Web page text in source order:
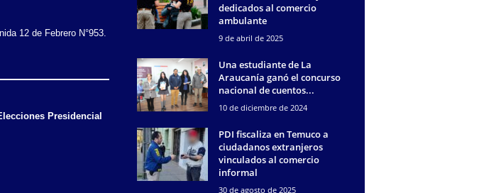
12 de Febrero N°953.
Presidencial
dedicados al comercio
ambulante
9 de abril de 2025
Una estudiante de La
Araucanía ganó el concurso
nacional de cuentos...
10 de diciembre de 2024
PDI fiscaliza en Temuco a
ciudadanos extranjeros
vinculados al comercio
informal
30 de agosto de 2025